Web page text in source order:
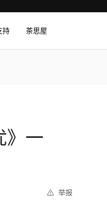
持 茶思屋
》一
举报